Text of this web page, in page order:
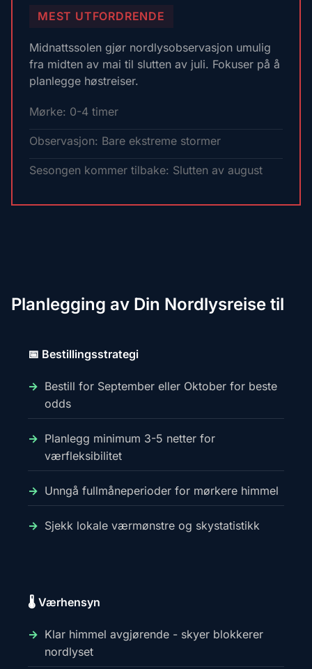
MEST UTFORDRENDE
Midnattssolen gjør nordlysobservasjon umulig
fra midten av mai til slutten av juli. Fokuser på å
planlegge høstreiser.
Mørke: 0-4 timer
Observasjon: Bare ekstreme stormer
Sesongen kommer tilbake: Slutten av august
Planlegging av Din Nordlysreise til
📅 Bestillingsstrategi
Bestill for September eller Oktober for beste
odds
Planlegg minimum 3-5 netter for
værfleksibilitet
Unngå fullmåneperioder for mørkere himmel
Sjekk lokale værmønstre og skystatistikk
🌡️ Værhensyn
Klar himmel avgjørende - skyer blokkerer
nordlyset